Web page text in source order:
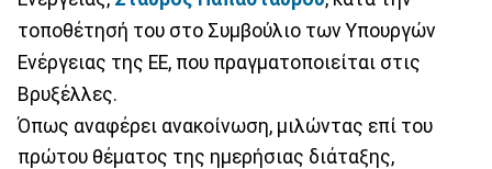
τοποθέτησή του στο Συμβούλιο των Υπουργών
Ενέργειας της ΕΕ, που πραγματοποιείται στις
Βρυξέλλες.
Όπως αναφέρει ανακοίνωση, μιλώντας επί του
πρώτου θέματος της ημερήσιας διάταξης,